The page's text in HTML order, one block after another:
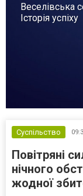
Веселівська
Історія успіху
Суспільство
Повітряні
нічного
жодної